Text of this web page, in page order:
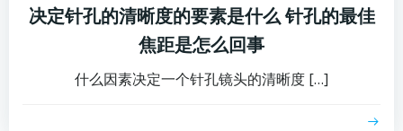
决定针孔的清晰度的要素是什么 针孔的最佳
焦距是怎么回事
什么因素决定一个针孔镜头的清晰度 […]